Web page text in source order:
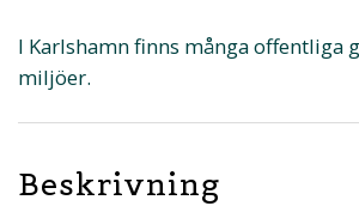
I Karlshamn finns många offentliga
miljöer.
Beskrivning